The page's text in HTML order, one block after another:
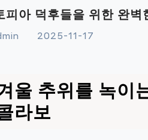
피아 덕후들을 위한 완
2025-11-17
울 추위를 녹이
라보